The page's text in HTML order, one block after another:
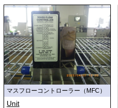
マスフローコントローラー（MFC）
Unit